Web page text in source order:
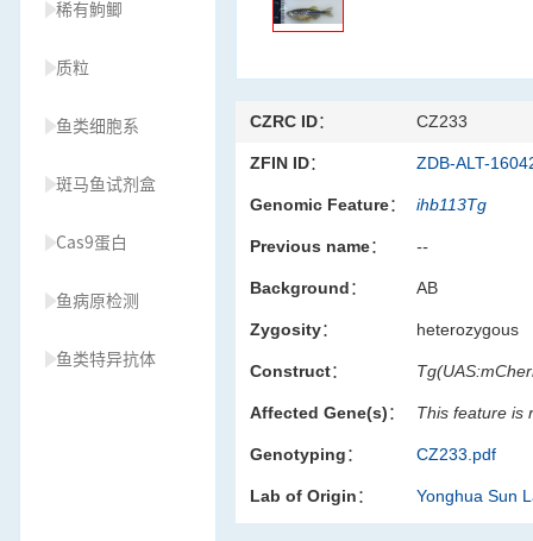
稀有鮈鲫
质粒
鱼类细胞系
斑马鱼试剂盒
Cas9蛋白
鱼病原检测
鱼类特异抗体
CZRC ID： CZ233
ZFIN ID： ZDB-ALT-
Genomic Feature： ihb113Tg
Previous name： --
Background： AB
Zygosity： heterozygous
Construct：
Affected Gene(s)： This feature is
Genotyping： CZ233.pdf
Lab of Origin： Yonghua Sun